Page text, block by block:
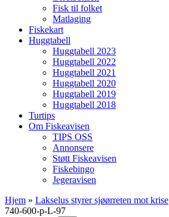
Fisk til folket
Matlaging
Fiskekart
Huggtabell
Huggtabell 2023
Huggtabell 2022
Huggtabell 2021
Huggtabell 2020
Huggtabell 2019
Huggtabell 2018
Turtips
Om Fiskeavisen
TIPS OSS
Annonsere
Støtt Fiskeavisen
Fiskebingo
Jegeravisen
Hjem » Lakselus styrer sjøørreten mot krise
740-600-p-L-97